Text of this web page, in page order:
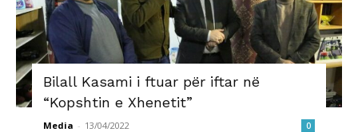
Bilall Kasami i ftuar për iftar në
“Kopshtin e Xhenetit”
Media - 13/04/2022 0